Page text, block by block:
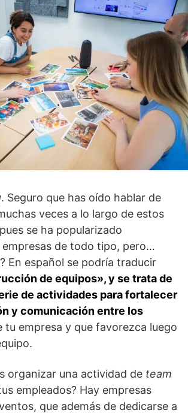
. Seguro que has oído hablar de
veces a lo largo de estos
se ha popularizado
empresas de todo tipo, pero…
En español se podría traducir
de equipos», y se trata de
de actividades para fortalecer
y comunicación entre los
tu empresa y que favorezca luego
organizar una actividad de team
empleados? Hay empresas
que además de dedicarse a